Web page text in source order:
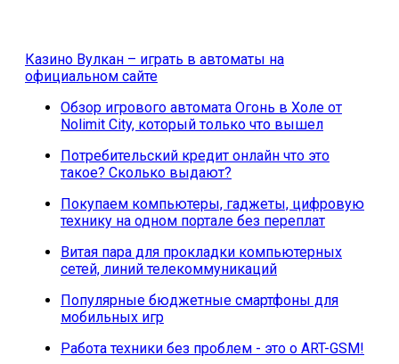
Казино Вулкан – играть в автоматы на
официальном сайте
Обзор игрового автомата Огонь в Холе от
Nolimit City, который только что вышел
Потребительский кредит онлайн что это
такое? Сколько выдают?
Покупаем компьютеры, гаджеты, цифровую
технику на одном портале без переплат
Витая пара для прокладки компьютерных
сетей, линий телекоммуникаций
Популярные бюджетные смартфоны для
мобильных игр
Работа техники без проблем - это о ART-GSM!